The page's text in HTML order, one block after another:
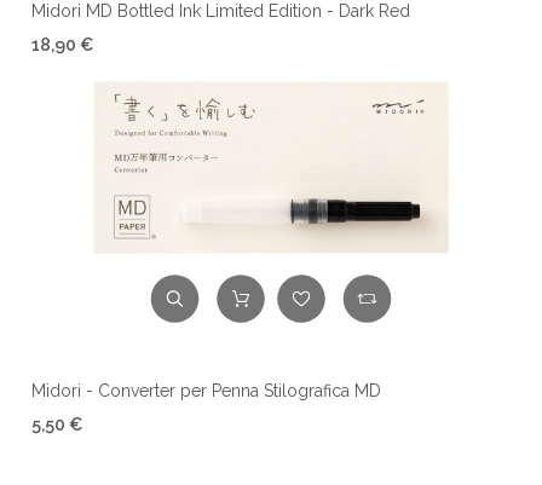
Midori MD Bottled Ink Limited Edition - Dark Red
18,90 €
Midori - Converter per Penna Stilografica MD
5,50 €